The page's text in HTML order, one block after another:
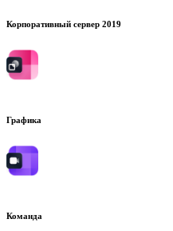
Корпоративный сервер 2019
Графика
Команда